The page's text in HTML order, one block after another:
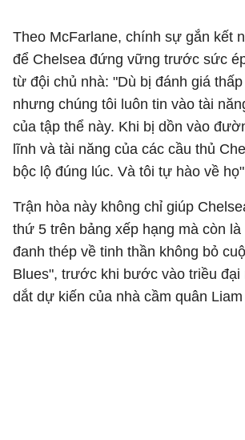
Theo McFarlane, chính sự gắn kết
để Chelsea đứng vững trước sức
từ đội chủ nhà: "Dù bị đánh giá
nhưng chúng tôi luôn tin vào tài
của tập thể này. Khi bị dồn vào
lĩnh và tài năng của các cầu thủ
bộc lộ đúng lúc. Và tôi tự hào về
Trận hòa này không chỉ giúp
thứ 5 trên bảng xếp hạng mà còn
đanh thép về tinh thần không bỏ
Blues", trước khi bước vào triều
dắt dự kiến của nhà cầm quân